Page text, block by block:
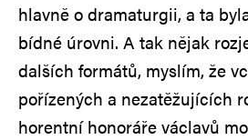
hlavně o dramaturgii, a ta
bídné úrovni. A tak nějak
dalších formátů, myslím, že
pořízených a nezatěžujících
horentní honoráře václavů